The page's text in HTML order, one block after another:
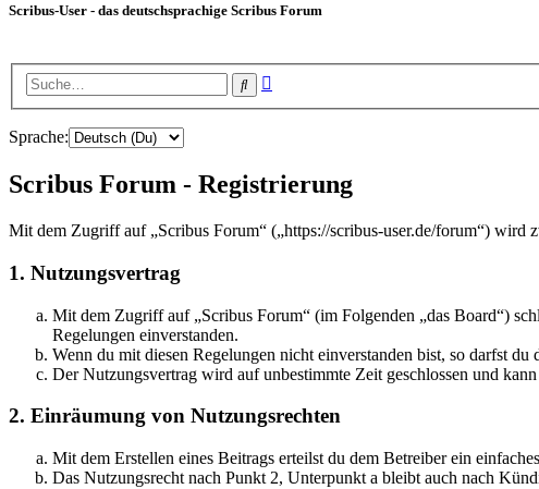
Scribus-User - das deutschsprachige Scribus Forum
Suche
Sprache:
Scribus Forum - Registrierung
Mit dem Zugriff auf „Scribus Forum“ („https://scribus-user.de/forum“) wird
1. Nutzungsvertrag
Mit dem Zugriff auf „Scribus Forum“ (im Folgenden „das Board“)
Regelungen einverstanden.
Wenn du mit diesen Regelungen nicht einverstanden bist, so darfst
Der Nutzungsvertrag wird auf unbestimmte Zeit geschlossen und
2. Einräumung von Nutzungsrechten
Mit dem Erstellen eines Beitrags erteilst du dem Betreiber ein
Das Nutzungsrecht nach Punkt 2, Unterpunkt a bleibt auch nach